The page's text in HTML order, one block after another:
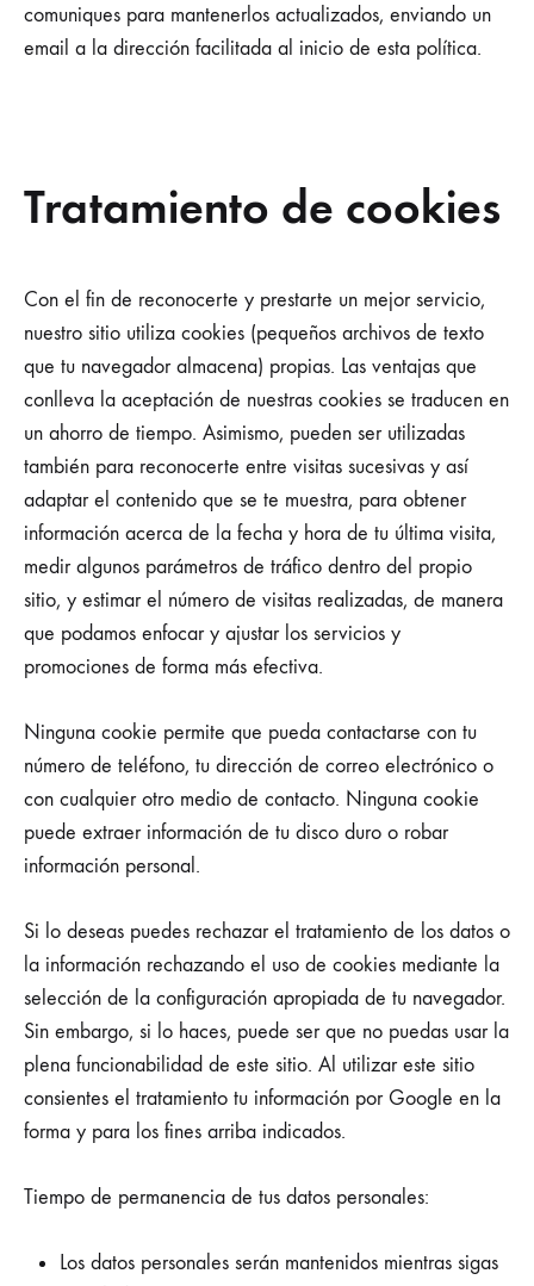
comuniques para mantenerlos actualizados, enviando un
email a la dirección facilitada al inicio de esta política.
Tratamiento de cookies
Con el fin de reconocerte y prestarte un mejor servicio,
nuestro sitio utiliza cookies (pequeños archivos de texto
que tu navegador almacena) propias. Las ventajas que
conlleva la aceptación de nuestras cookies se traducen en
un ahorro de tiempo. Asimismo, pueden ser utilizadas
también para reconocerte entre visitas sucesivas y así
adaptar el contenido que se te muestra, para obtener
información acerca de la fecha y hora de tu última visita,
medir algunos parámetros de tráfico dentro del propio
sitio, y estimar el número de visitas realizadas, de manera
que podamos enfocar y ajustar los servicios y
promociones de forma más efectiva.
Ninguna cookie permite que pueda contactarse con tu
número de teléfono, tu dirección de correo electrónico o
con cualquier otro medio de contacto. Ninguna cookie
puede extraer información de tu disco duro o robar
información personal.
Si lo deseas puedes rechazar el tratamiento de los datos o
la información rechazando el uso de cookies mediante la
selección de la configuración apropiada de tu navegador.
Sin embargo, si lo haces, puede ser que no puedas usar la
plena funcionabilidad de este sitio. Al utilizar este sitio
consientes el tratamiento tu información por Google en la
forma y para los fines arriba indicados.
Tiempo de permanencia de tus datos personales:
Los datos personales serán mantenidos mientras sigas